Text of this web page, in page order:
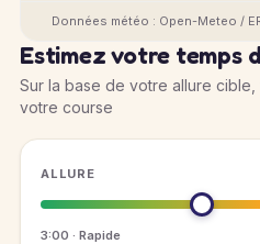
Données météo : Open-Meteo /
Estimez votre temps
Sur la base de votre allure
votre course
ALLURE
3:00 · Rapide